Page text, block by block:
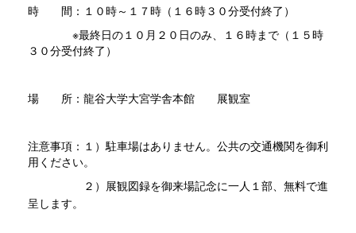
時 間：１０時～１７時（１６時３０分受付終了）
※最終日の１０月２０日のみ、１６時まで（１５時
３０分受付終了）
場 所：龍谷大学大宮学舎本館 展観室
注意事項：１）駐車場はありません。公共の交通機関を御利
用ください。
２）展観図録を御来場記念に一人１部、無料で進
呈します。